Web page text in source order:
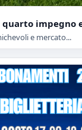
impegno
e mercato...